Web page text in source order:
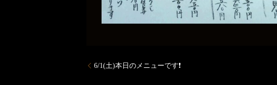
6/1(土)本日のメニューです❗